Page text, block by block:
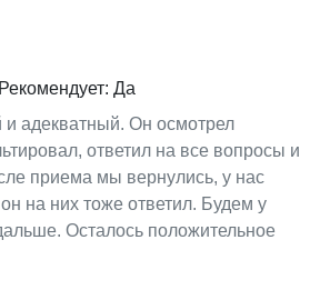
Рекомендует: Да
и адекватный. Он осмотрел
ответил на все вопросы и
приема мы вернулись, у нас
на них тоже ответил. Будем у
Осталось положительное